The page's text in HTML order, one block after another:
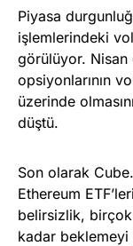
Piyasa
işlemlerindeki
görülüyor. Nisan
opsiyonlarının
üzerinde
düştü.
Son olarak
Ethereum
belirsizlik, birçok
kadar beklemeyi